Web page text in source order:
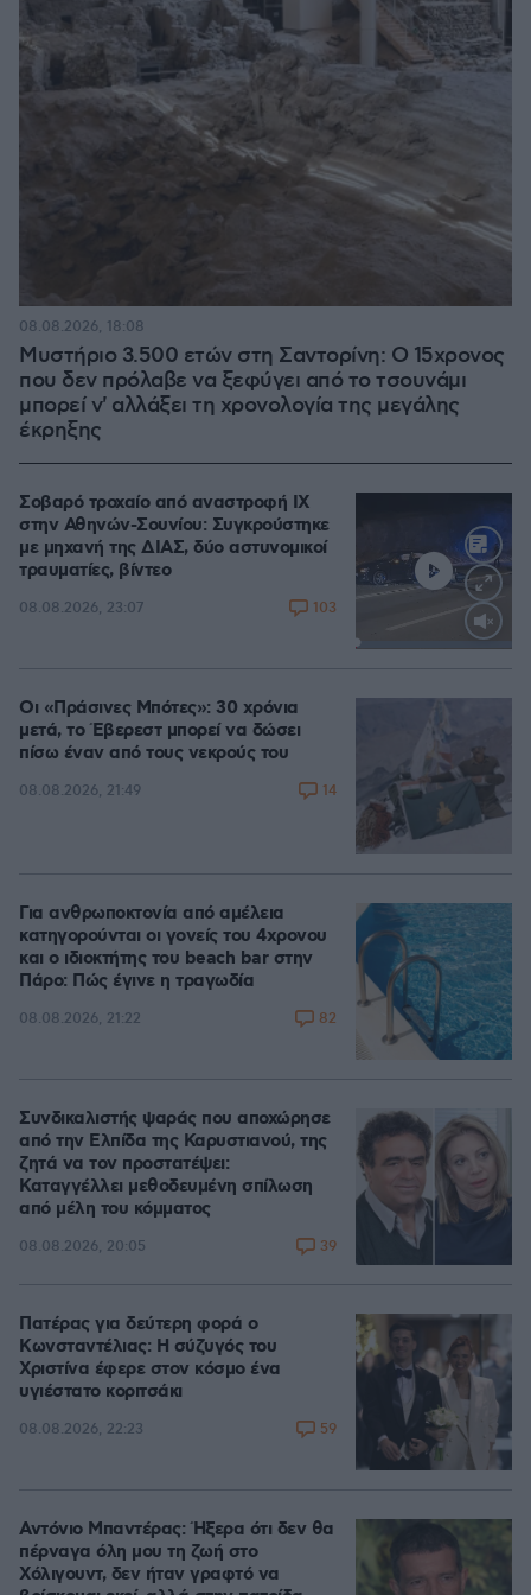
Μυστήριο 3.500 ετών στη Σαντορίνη: Ο 15χρονος
που δεν πρόλαβε να ξεφύγει από το τσουνάμι
μπορεί ν' αλλάξει τη χρονολογία της μεγάλης
έκρηξης
08.08.2026, 18:08
Σοβαρό τροχαίο από αναστροφή ΙΧ
στην Αθηνών-Σουνίου: Συγκρούστηκε
με μηχανή της ΔΙΑΣ, δύο αστυνομικοί
τραυματίες, βίντεο
08.08.2026, 23:07 103
Οι «Πράσινες Μπότες»: 30 χρόνια
μετά, το Έβερεστ μπορεί να δώσει
πίσω έναν από τους νεκρούς του
08.08.2026, 21:49 14
Για ανθρωποκτονία από αμέλεια
κατηγορούνται οι γονείς του 4χρονου
και ο ιδιοκτήτης του beach bar στην
Πάρο: Πώς έγινε η τραγωδία
08.08.2026, 21:22 82
Συνδικαλιστής ψαράς που αποχώρησε
από την Ελπίδα της Καρυστιανού, της
ζητά να τον προστατέψει:
Καταγγέλλει μεθοδευμένη σπίλωση
από μέλη του κόμματος
08.08.2026, 20:05 39
Πατέρας για δεύτερη φορά ο
Κωνσταντέλιας: Η σύζυγός του
Χριστίνα έφερε στον κόσμο ένα
υγιέστατο κοριτσάκι
08.08.2026, 22:23 59
Αντόνιο Μπαντέρας: Ήξερα ότι δεν θα
πέρναγα όλη μου τη ζωή στο
Χόλιγουντ, δεν ήταν γραφτό να